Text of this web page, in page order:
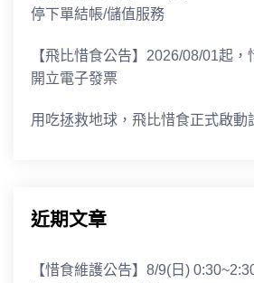
停下單結帳/儲值服務
【飛比惜食公告】2026/08/01起
開立電子發票
用吃拯救地球，飛比惜食正式啟動
近期文章
【惜食維護公告】8/9(日)